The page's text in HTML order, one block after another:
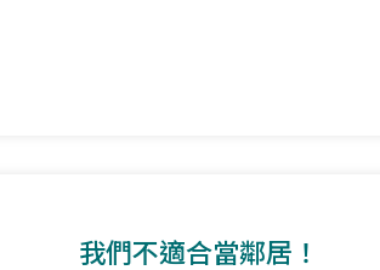
我們不適合當鄰居！